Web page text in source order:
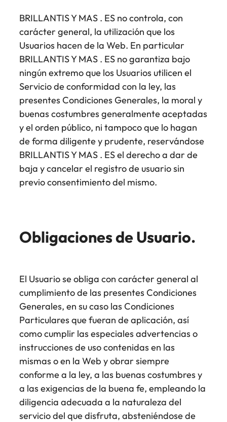
BRILLANTIS Y MAS . ES no controla, con
carácter general, la utilización que los
Usuarios hacen de la Web. En particular
BRILLANTIS Y MAS . ES no garantiza bajo
ningún extremo que los Usuarios utilicen el
Servicio de conformidad con la ley, las
presentes Condiciones Generales, la moral y
buenas costumbres generalmente aceptadas
y el orden público, ni tampoco que lo hagan
de forma diligente y prudente, reservándose
BRILLANTIS Y MAS . ES el derecho a dar de
baja y cancelar el registro de usuario sin
previo consentimiento del mismo.
Obligaciones de Usuario.
El Usuario se obliga con carácter general al
cumplimiento de las presentes Condiciones
Generales, en su caso las Condiciones
Particulares que fueran de aplicación, así
como cumplir las especiales advertencias o
instrucciones de uso contenidas en las
mismas o en la Web y obrar siempre
conforme a la ley, a las buenas costumbres y
a las exigencias de la buena fe, empleando la
diligencia adecuada a la naturaleza del
servicio del que disfruta, absteniéndose de